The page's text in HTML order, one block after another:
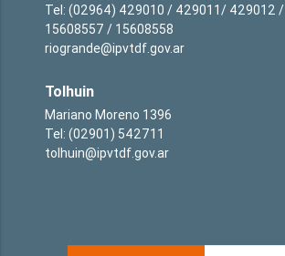
Tel: (02964) 429010 / 429011/ 429012 /
15608557 / 15608558
riogrande@ipvtdf.gov.ar
Tolhuin
Mariano Moreno 1396
Tel: (02901) 542711
tolhuin@ipvtdf.gov.ar